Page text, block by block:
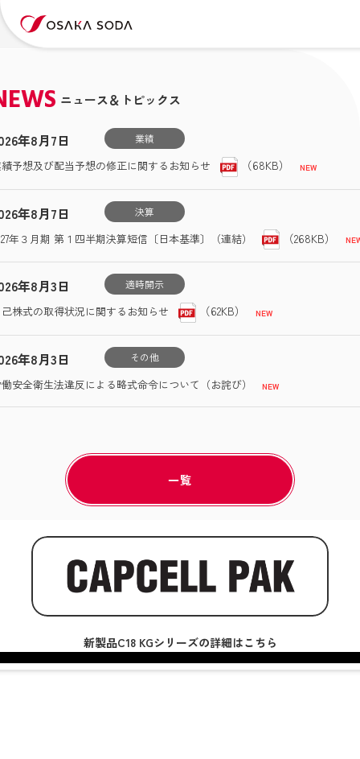
ニュース＆トピックス
年8月7日 業績
予想及び配当予想の修正に関するお知らせ （68KB）
年8月7日 決算
年３月期 第１四半期決算短信〔日本基準〕（連結） （268KB）
年8月3日 適時開示
株式の取得状況に関するお知らせ （62KB）
年8月3日 その他
安全衛生法違反による略式命令について（お詫び）
一覧
新製品C18 KGシリーズの詳細はこちら